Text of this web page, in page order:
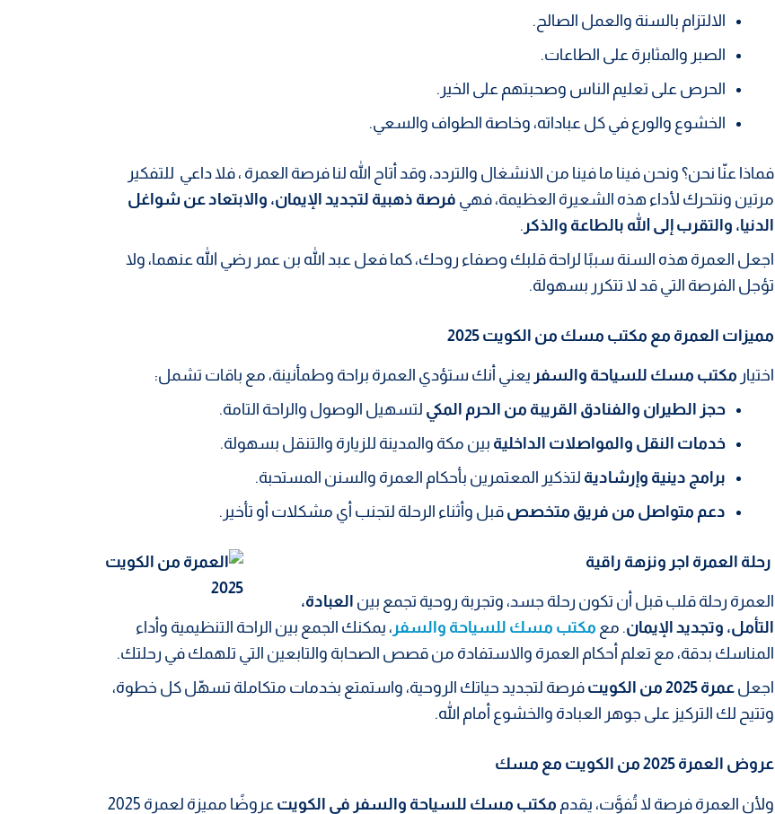
الالتزام بالسنة والعمل الصالح.
الصبر والمثابرة على الطاعات.
الحرص على تعليم الناس وصحبتهم على الخير.
الخشوع والورع في كل عباداته، وخاصة الطواف والسعي.
فماذا عنّا نحن؟ ونحن فينا ما فينا من الانشغال والتردد، وقد أتاح الله لنا فرصة العمرة ، فلا داعي للتفكير
مرتين ونتحرك لأداء هذه الشعيرة العظيمة، فهي فرصة ذهبية لتجديد الإيمان، والابتعاد عن شواغل
الدنيا، والتقرب إلى الله بالطاعة والذكر .
اجعل العمرة هذه السنة سببًا لراحة قلبك وصفاء روحك، كما فعل عبد الله بن عمر رضي الله عنهما، ولا
تؤجل الفرصة التي قد لا تتكرر بسهولة.
مميزات العمرة مع مكتب مسك من الكويت 2025
اختيار مكتب مسك للسياحة والسفر يعني أنك ستؤدي العمرة براحة وطمأنينة، مع باقات تشمل:
حجز الطيران والفنادق القريبة من الحرم المكي لتسهيل الوصول والراحة التامة.
خدمات النقل والمواصلات الداخلية بين مكة والمدينة للزيارة والتنقل بسهولة.
برامج دينية وإرشادية لتذكير المعتمرين بأحكام العمرة والسنن المستحبة.
دعم متواصل من فريق متخصص قبل وأثناء الرحلة لتجنب أي مشكلات أو تأخير.
رحلة العمرة اجر ونزهة راقية
العمرة رحلة قلب قبل أن تكون رحلة جسد، وتجربة روحية تجمع بين العبادة،
التأمل، وتجديد الإيمان. مع مكتب مسك للسياحة والسفر ، يمكنك الجمع بين الراحة التنظيمية وأداء
المناسك بدقة، مع تعلم أحكام العمرة والاستفادة من قصص الصحابة والتابعين التي تلهمك في رحلتك.
اجعل عمرة 2025 من الكويت
فرصة لتجديد حياتك الروحية، واستمتع بخدمات متكاملة تسهّل كل خطوة،
وتتيح لك التركيز على جوهر العبادة والخشوع أمام الله.
عروض العمرة 2025 من الكويت مع مسك
ولأن العمرة فرصة لا تُفوَّت، يقدم مكتب مسك للسياحة والسفر في الكويت
عروضًا مميزة لعمرة 2025